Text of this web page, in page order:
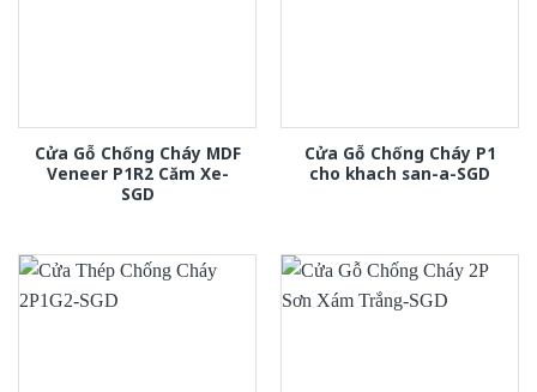
Cửa Gỗ Chống Cháy MDF
Veneer P1R2 Căm Xe-
SGD
Cửa Gỗ Chống Cháy P1
cho khach san-a-SGD